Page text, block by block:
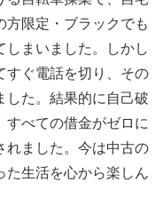
方限定・ブラックでも
しまいました。しかし
すぐ電話を切り、その
した。結果的に自己破
すべての借金がゼロに
れました。今は中古の
た生活を心から楽しん